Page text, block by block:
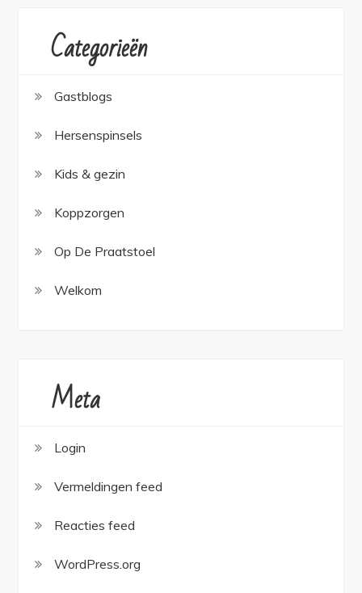
Categorieën
Gastblogs
Hersenspinsels
Kids & gezin
Koppzorgen
Op De Praatstoel
Welkom
Meta
Login
Vermeldingen feed
Reacties feed
WordPress.org